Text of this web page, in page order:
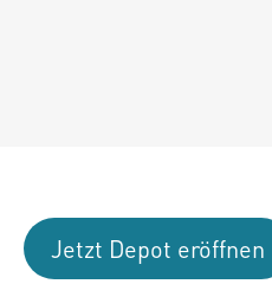
Jetzt Depot eröffnen